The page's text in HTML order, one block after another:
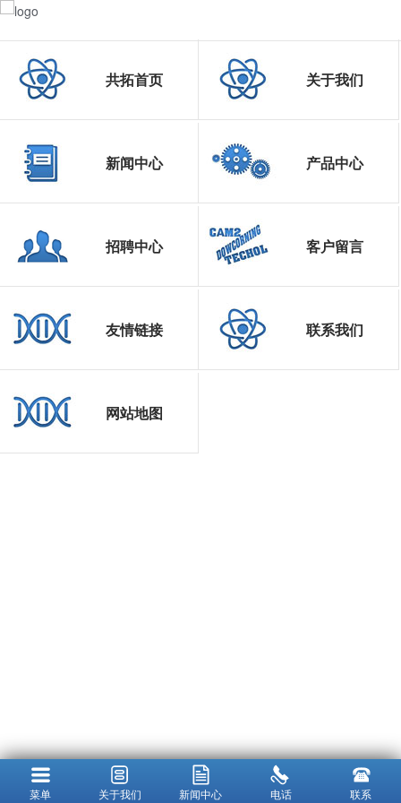
共拓首页 关于我们
新闻中心 产品中心
招聘中心 客户留言
友情链接 联系我们
网站地图
菜单 关于我们 新闻中心 电话 联系